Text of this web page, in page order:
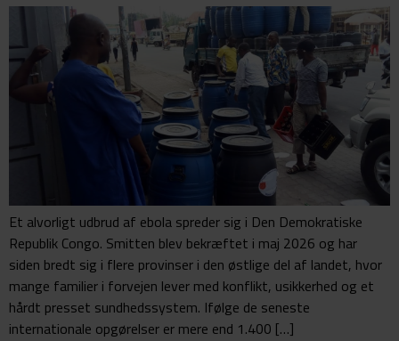
Et alvorligt udbrud af ebola spreder sig i Den Demokratiske
Republik Congo. Smitten blev bekræftet i maj 2026 og har
siden bredt sig i flere provinser i den østlige del af landet, hvor
mange familier i forvejen lever med konflikt, usikkerhed og et
hårdt presset sundhedssystem. Ifølge de seneste
internationale opgørelser er mere end 1.400 […]